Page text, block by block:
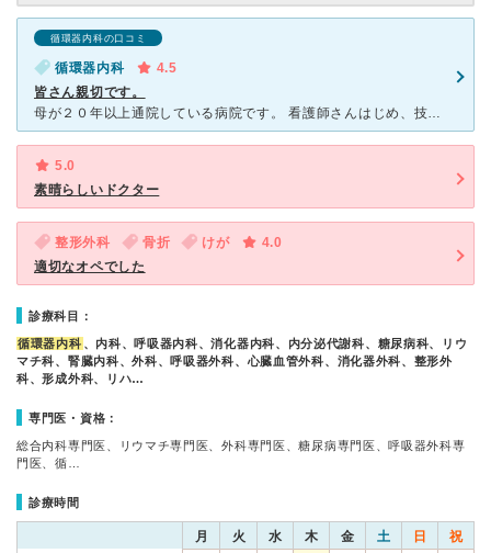
循環器内科の口コミ
循環器内科
4.5
皆さん親切です。
母が２０年以上通院している病院です。 看護師さんはじめ、技師さん、優しい方ばかりです。 歳を取って行動が遅い母ですが、焦らないでゆっくりで良いからと優しく声掛けしてくれて有り難く思います。 特に
5.0
素晴らしいドクター
整形外科 骨折 けが
4.0
適切なオペでした
診療科目：
循環器内科 、内科、呼吸器内科、消化器内科、内分泌代謝科、糖尿病科、リウ
マチ科、腎臓内科、外科、呼吸器外科、心臓血管外科、消化器外科、整形外
科、形成外科、リハ…
専門医・資格：
総合内科専門医、リウマチ専門医、外科専門医、糖尿病専門医、呼吸器外科専
門医、循…
診療時間
月 火 水 木 金 土 日 祝